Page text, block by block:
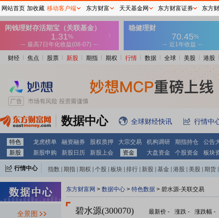
财经 焦点 股票 新股 期指 期权 行情 数据 全球 美股 港股
数据中心 全球财经快讯 行情中
特色 龙虎榜单 融资融券 股权质押 大宗交易 机构调研 期指持仓
公告
新股
新股申购 新股日历 新股上会 资金 大盘资金 个股资金 板块
行情中心 指数 期指 期权 个股 板块 排行 新股 基金 港股 美股 期货
全景图
东方财富网 > 数据中心 > 特色数据 > 碧水源-关联交易
碧水源(300070) 最新价 - 涨跌 - 涨跌幅 -
网站首页 加收藏 移动客户端 东方财富 天天基金网 东方财富证券 东方